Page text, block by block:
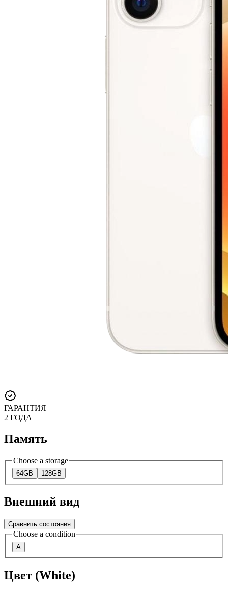
ГАРАНТИЯ
2 ГОДА
Память
Choose a storage
64GB 128GB
Внешний вид
Сравнить состояния
Choose a condition
A
Цвет (White)